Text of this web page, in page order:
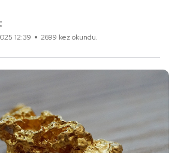
12:39 2699 kez okundu.